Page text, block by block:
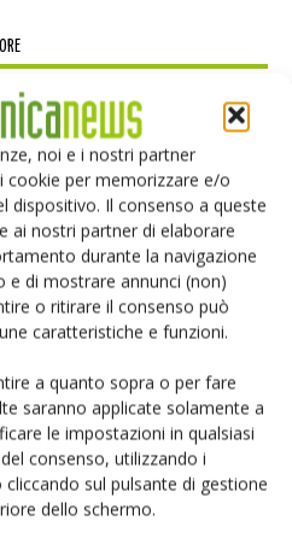
noi e i nostri partner
per memorizzare e/o
dispositivo. Il consenso a queste
ai nostri partner di elaborare
durante la navigazione
e di mostrare annunci (non)
o ritirare il consenso può
caratteristiche e funzioni.
a quanto sopra o per fare
saranno applicate solamente a
le impostazioni in qualsiasi
consenso, utilizzando i
sul pulsante di gestione
dello schermo.
la fiducia diventa
la sfida passa da
e interoperabilità
NVIDIA insieme sull’IA